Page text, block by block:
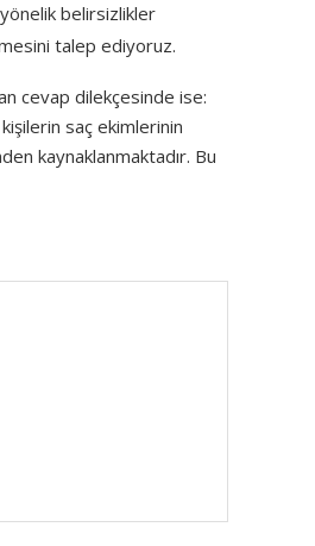
yönelik belirsizlikler
talep ediyoruz.
cevap dilekçesinde ise:
saç ekimlerinin
kaynaklanmaktadır. Bu